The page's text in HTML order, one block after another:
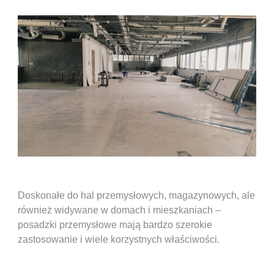
Doskonałe do hal przemysłowych, magazynowych, ale
również widywane w domach i mieszkaniach –
posadzki przemysłowe mają bardzo szerokie
zastosowanie i wiele korzystnych właściwości.